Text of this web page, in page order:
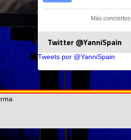
Más conciertos
Twitter @YanniSpain
Tweets por @YanniSpain